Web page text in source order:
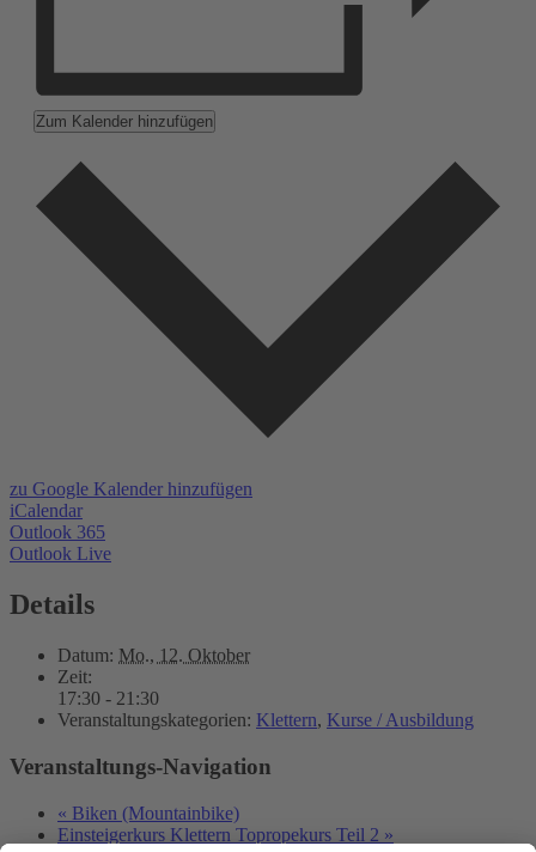
Zum Kalender hinzufügen
zu Google Kalender hinzufügen
iCalendar
Outlook 365
Outlook Live
Details
Datum: Mo., 12. Oktober
Zeit:
17:30 - 21:30
Veranstaltungskategorien: Klettern, Kurse / Ausbildung
Veranstaltungs-Navigation
« Biken (Mountainbike)
Einsteigerkurs Klettern Topropekurs Teil 2 »